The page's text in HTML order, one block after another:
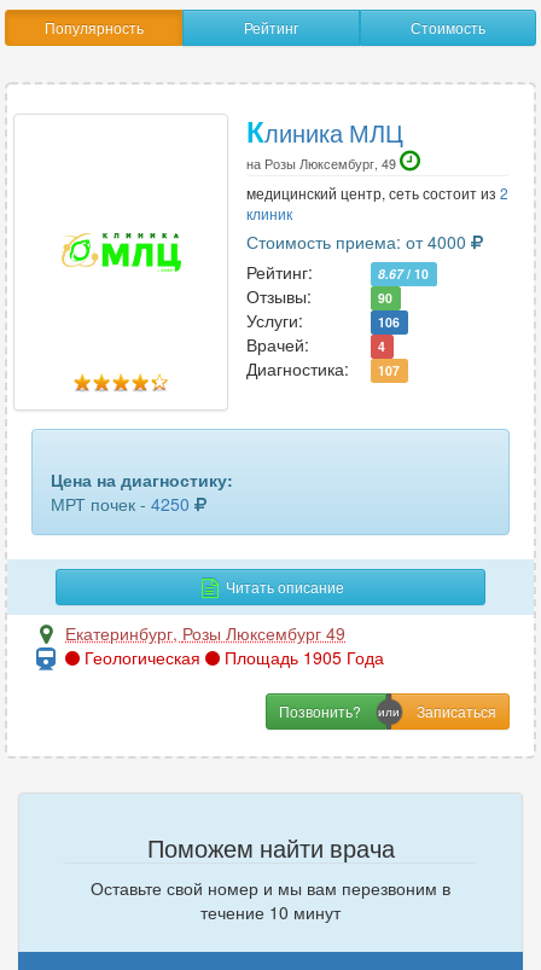
гипофиза 10
глазных орбит и зрительных нервов 10
грудного отдела позвоночника
коленного сустава
копчика 9
крестцово-подвздошных сочленений
лимфоузлов 1
локтевого сустава 10
лучезапястного сустава
1
мягких тканей ягодичной области
Популярность Рейтинг Стоимость
Клиника МЛЦ
на Розы Люксембург, 49
медицинский центр, сеть состоит из 2
клиник
Стоимость приема: от 4000
Рейтинг:
8.67/ 10
Отзывы: 90
Услуги: 106
Врачей: 4
Диагностика: 107
Цена на диагностику:
МРТ почек - 4250
Читать описание
Екатеринбург, Розы Люксембург 49
Геологическая
Площадь 1905 Года
Позвонить?
Поможем найти врача
Оставьте свой номер и мы вам перезвоним в
течение 10 минут